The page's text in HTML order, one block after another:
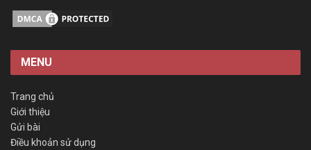
MENU
Trang chủ
Giới thiệu
Gửi bài
Điều khoản sử dụng